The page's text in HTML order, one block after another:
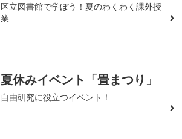
区立図書館で学ぼう！夏のわくわく課外授
業
夏休みイベント「畳まつり」
自由研究に役立つイベント！